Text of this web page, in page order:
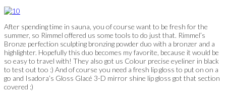
After spending time in sauna, you of course want to be fresh for the
summer, so Rimmel offered us some tools to do just that. Rimmel’s
Bronze perfection sculpting bronzing powder duo with a bronzer and a
highlighter. Hopefully this duo becomes my favorite, because it would be
so easy to travel with! They also got us Colour precise eyeliner in black
to test out too :) And of course you need a fresh lip gloss to put on on a
go and Isadora’s Gloss Glacé 3-D mirror shine lip gloss got that section
covered :)